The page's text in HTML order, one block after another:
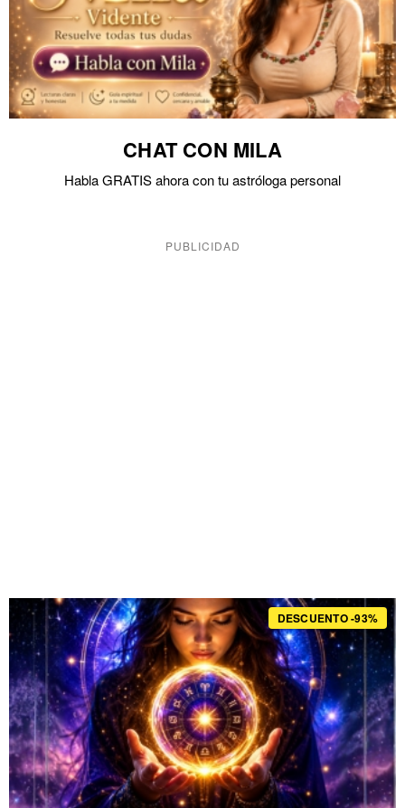
CHAT CON MILA
Habla GRATIS ahora con tu astróloga personal
DESCUENTO -93%